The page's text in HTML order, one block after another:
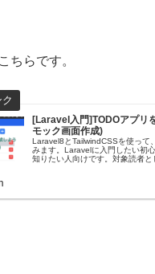
ちらです。
[Laravel入門]TODOアプリ
モック画面作成)
Laravel8とTailwindCSSを使って
みます。Laravelに入門したい初
知りたい人向けです。対象読者と